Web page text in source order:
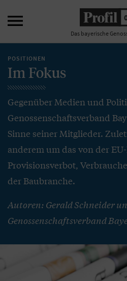

Das bayerische
POSITIONEN
Im Fokus
Gegenüber Medien und
Genossenschaftsverband
Sinne seiner Mitglieder.
anderem um das von der
Provisionsverbot,
der Baubranche.
Autoren: Gerald Schneider
Genossenschaftsverband